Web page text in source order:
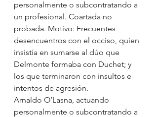
personalmente o subcontratando a
un profesional. Coartada no
probada. Motivo: Frecuentes
desencuentros con el occiso, quien
insistía en sumarse al dúo que
Delmonte formaba con Duchet; y
los que terminaron con insultos e
intentos de agresión.
Arnaldo O’Lasna, actuando
personalmente o subcontratando a